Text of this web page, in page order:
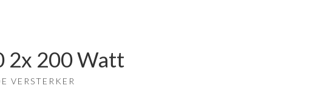
2x 200 Watt
VERSTERKER